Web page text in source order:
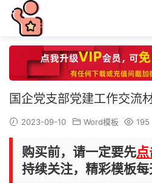
国企党支部党建工作交流
2023-09-10 Word模板 195
购买前，请一定要先
持续关注，精彩模板